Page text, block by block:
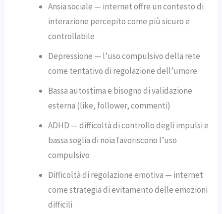
Ansia sociale — internet offre un contesto di
interazione percepito come più sicuro e
controllabile
Depressione — l’uso compulsivo della rete
come tentativo di regolazione dell’umore
Bassa autostima e bisogno di validazione
esterna (like, follower, commenti)
ADHD — difficoltà di controllo degli impulsi e
bassa soglia di noia favoriscono l’uso
compulsivo
Difficoltà di regolazione emotiva — internet
come strategia di evitamento delle emozioni
difficili